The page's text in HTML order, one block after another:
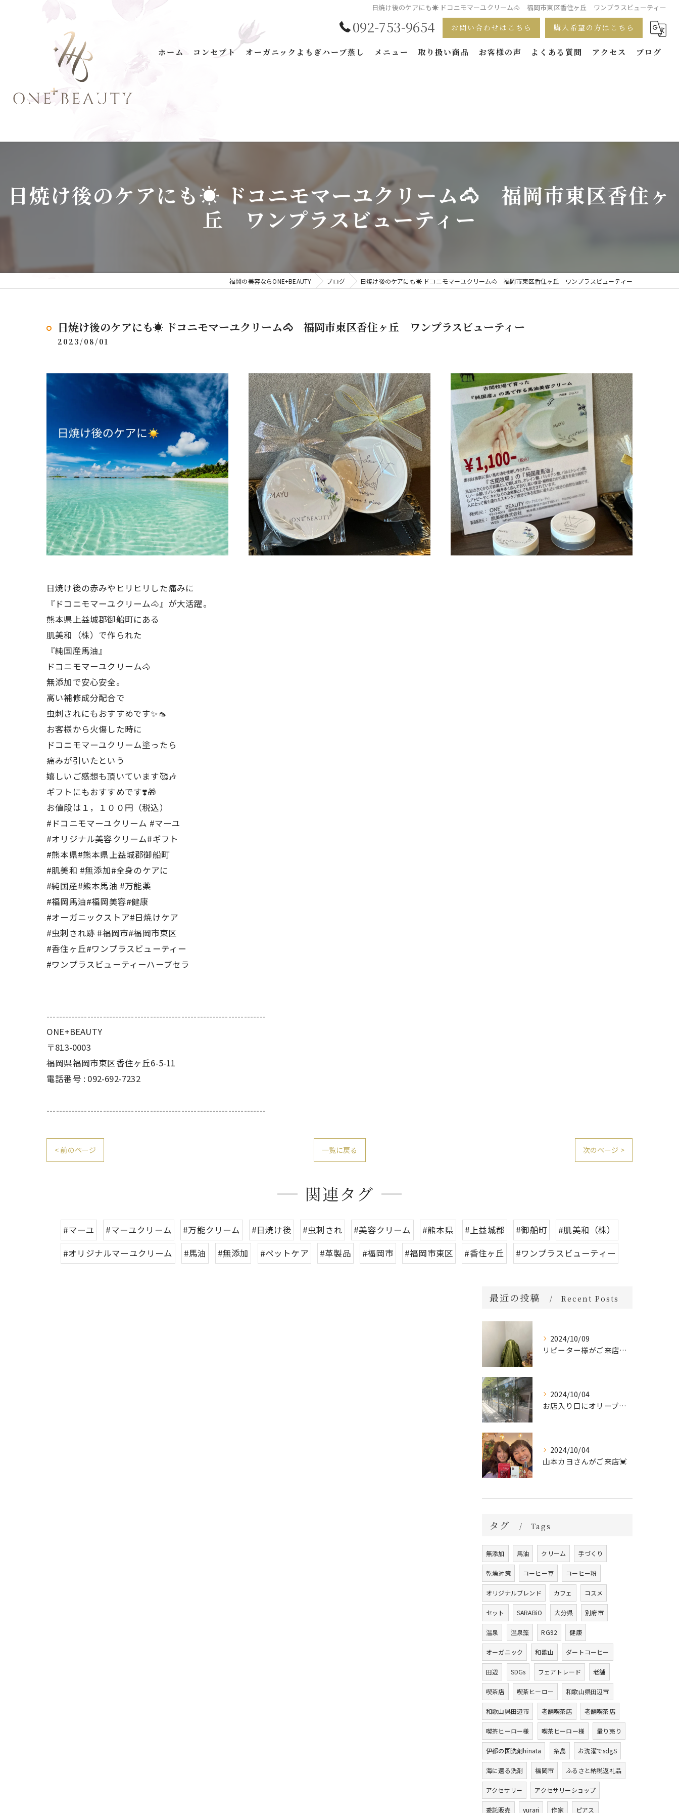
日焼け後のケアにも☀️ ドコニモマーユクリーム🐴 福岡市東区香住ヶ丘 ワンプラスビューティー
092-753-9654 お問い合わせはこちら 購入希望の方はこちら
ホーム コンセプト
洗剤
オーガニックよもぎハーブ蒸し メニュー 取り扱い商品 お客様の声 よくある質問 アクセス ブログ
日焼け後のケアにも☀️ ドコニモマーユクリーム🐴 福岡市東区香住ヶ
丘 ワンプラスビューティー
福岡の美容ならONE+BEAUTY ブログ 日焼け後のケアにも☀️ ドコニモマーユクリーム🐴 福岡市東区香住ヶ丘 ワンプラスビューティー
日焼け後のケアにも☀️ ドコニモマーユクリーム🐴 福岡市東区香住ヶ丘 ワンプラスビューティー
2023/08/01
日焼け後の赤みやヒリヒリした痛みに
『ドコニモマーユクリーム🐴』が大活躍。
熊本県上益城郡御船町にある
肌美和（株）で作られた
『純国産馬油』
ドコニモマーユクリーム🐴
無添加で安心安全。
高い補修成分配合で
虫刺されにもおすすめです✨🦟
お客様から火傷した時に
ドコニモマーユクリーム塗ったら
痛みが引いたという
嬉しいご感想も頂いています🥰🎶
ギフトにもおすすめです❣️🎁
お値段は１，１００円（税込）
#ドコニモマーユクリーム #マーユ
#オリジナル美容クリーム#ギフト
#熊本県#熊本県上益城郡御船町
#肌美和 #無添加#全身のケアに
#純国産#熊本馬油 #万能薬
#福岡馬油#福岡美容#健康
#オーガニックストア#日焼けケア
#虫刺され跡 #福岡市#福岡市東区
#香住ヶ丘#ワンプラスビューティー
#ワンプラスビューティーハーブセラ
----------------------------------------------------------------------
ONE+BEAUTY
〒813-0003
福岡県福岡市東区香住ヶ丘6-5-11
電話番号 : 092-692-7232
----------------------------------------------------------------------
< 前のページ 一覧に戻る 次のページ >
関連タグ
#マーユ #マーユクリーム #万能クリーム #日焼け後 #虫刺され #美容クリーム #熊本県 #上益城郡 #御船町
#肌美和（株）
#オリジナルマーユクリーム
#馬油 #無添加 #ペットケア #革製品 #福岡市 #福岡市東区 #香住ヶ丘 #ワンプラスビューティー
最近の投稿 Recent Posts
2024/10/09
リピーター様がご来店🌿オーガニックよもぎハーブ蒸し
2024/10/04
お店入り口にオリーブの木を置きました🌲
2024/10/04
山本カヨさんがご来店💓
タグ Tags
無添加 馬油 クリーム 手づくり
乾燥対策 コーヒー豆 コーヒー粉
オリジナルブレンド カフェ コスメ
セット SARABiO 大分県 別府市
温泉 温泉藻 RG92 健康
オーガニック 和歌山 ダートコーヒー
田辺 SDGs フェアトレード 老舗
喫茶店 喫茶ヒーロー 和歌山県田辺市
和歌山県田辺市 老舗喫茶店 老舗喫茶店
喫茶ヒーロー様 喫茶ヒーロー様 量り売り
伊都の国洗剤hinata 糸島 お洗濯でsdgS
海に還る洗剤 福岡市 ふるさと納税返礼品
アクセサリー アクセサリーショップ
委託販売 yurari 作家 ピアス